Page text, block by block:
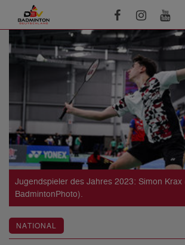
Jugendspieler des Jahres 2023: Simon Krax
BadmintonPhoto).
NATIONAL